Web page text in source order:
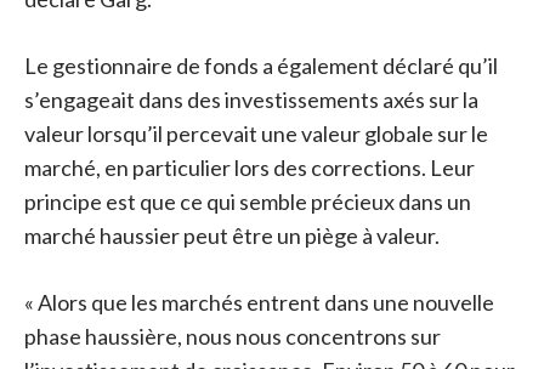
Le gestionnaire de fonds a également déclaré qu’il
s’engageait dans des investissements axés sur la
valeur lorsqu’il percevait une valeur globale sur le
marché, en particulier lors des corrections. Leur
principe est que ce qui semble précieux dans un
marché haussier peut être un piège à valeur.
« Alors que les marchés entrent dans une nouvelle
phase haussière, nous nous concentrons sur